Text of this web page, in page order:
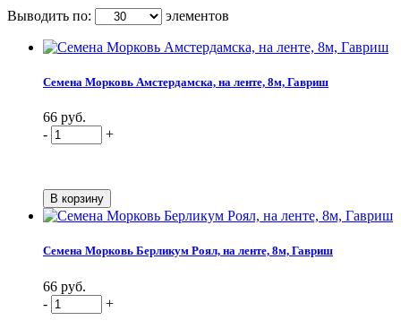
Выводить по: элементов
Семена Морковь Амстердамска, на ленте, 8м, Гавриш
66 руб.
-
+
Семена Морковь Берликум Роял, на ленте, 8м, Гавриш
66 руб.
-
+